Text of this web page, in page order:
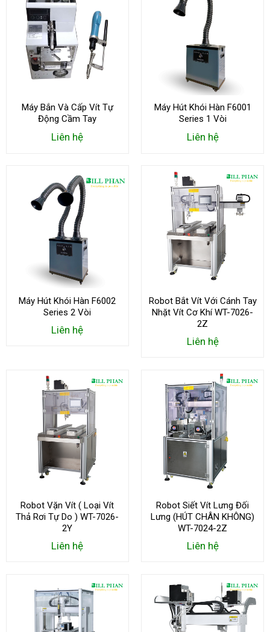
Máy Bắn Và Cấp Vít Tự
Động Cầm Tay
Liên hệ
Máy Hút Khói Hàn F6001
Series 1 Vòi
Liên hệ
Máy Hút Khói Hàn F6002
Series 2 Vòi
Liên hệ
Robot Bắt Vít Với Cánh Tay
Nhặt Vít Cơ Khí WT-7026-
2Z
Liên hệ
Robot Vặn Vít ( Loại Vít
Thả Rơi Tự Do ) WT-7026-
2Y
Liên hệ
Robot Siết Vít Lưng Đối
Lưng (HÚT CHÂN KHÔNG)
WT-7024-2Z
Liên hệ